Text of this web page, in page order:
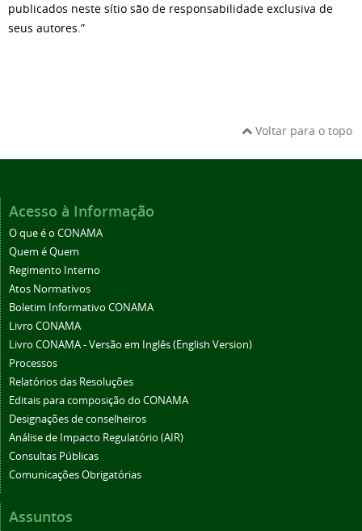
publicados neste sítio são de responsabilidade exclusiva de
seus autores.”
Voltar para o topo
Acesso à Informação
O que é o CONAMA
Quem é Quem
Regimento Interno
Atos Normativos
Boletim Informativo CONAMA
Livro CONAMA
Livro CONAMA - Versão em Inglês (English Version)
Processos
Relatórios das Resoluções
Editais para composição do CONAMA
Designações de conselheiros
Análise de Impacto Regulatório (AIR)
Consultas Públicas
Comunicações Obrigatórias
Assuntos